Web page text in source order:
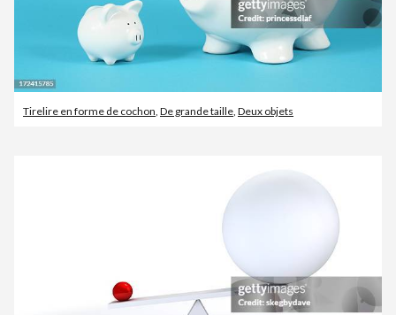
Tirelire en forme de cochon, De grande taille, Deux objets